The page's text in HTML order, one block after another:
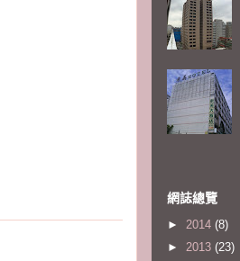
網誌總覽
► 2014 (8)
► 2013 (23)